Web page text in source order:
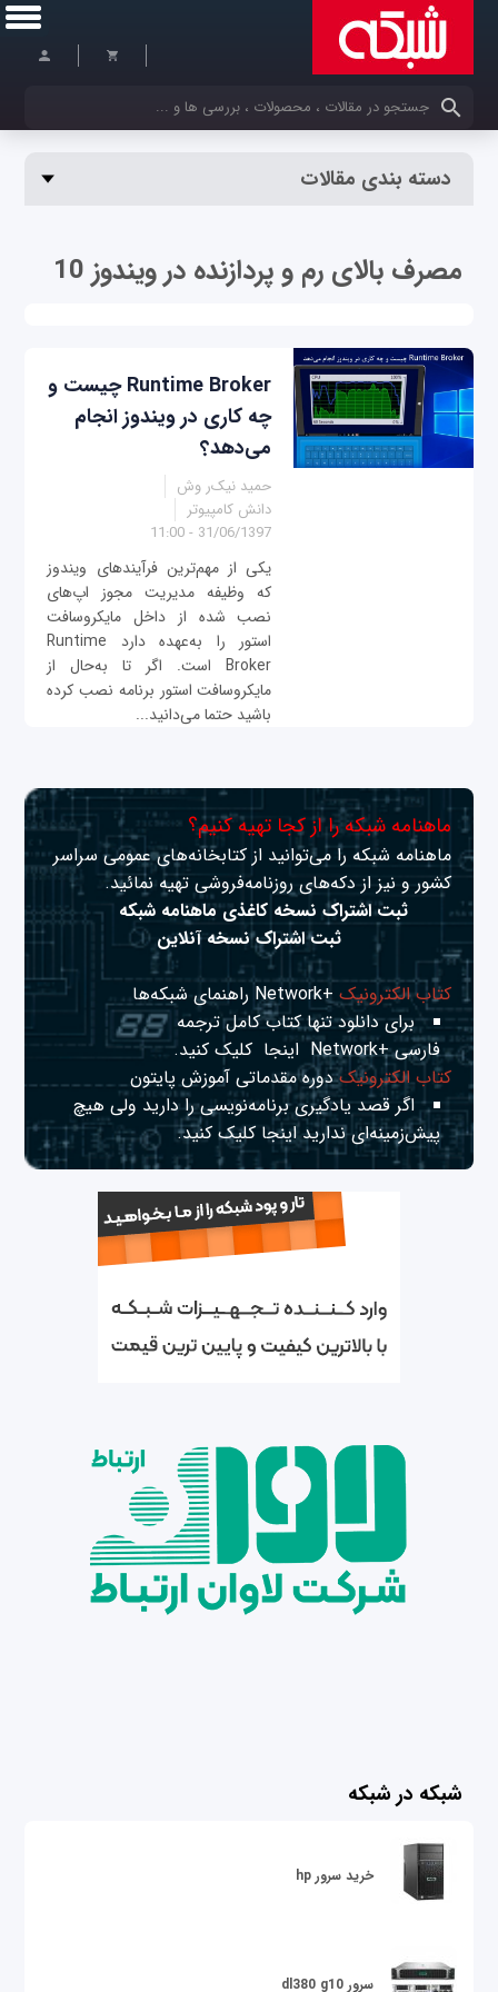
کلمات کلیدی خود را وارد کنید
دسته بندی مقالات
مصرف بالای رم و پردازنده در ویندوز 10
Runtime Broker چیست و
چه کاری در ویندوز انجام
می‌دهد؟
حمید نیک‌ر وش
دانش کامپیوتر
31/06/1397 - 11:00
یکی از مهم‌ترین فرآیندهای ویندوز
که وظیفه مدیریت مجوز اپ‌های
نصب شده از داخل مایکروسافت
استور را به‌عهده دارد Runtime
Broker است. اگر تا به‌حال از
مایکروسافت استور برنامه نصب کرده
باشید حتما می‌دانید...
ماهنامه شبکه را از کجا تهیه کنیم؟
ماهنامه شبکه را می‌توانید از کتابخانه‌های عمومی سراسر
کشور و نیز از دکه‌های روزنامه‌فروشی تهیه نمائید.
ثبت اشتراک نسخه کاغذی ماهنامه شبکه
ثبت اشتراک نسخه آنلاین
کتاب الکترونیک+Network راهنمای شبکه‌ها
برای دانلود تنها کتاب کامل ترجمه
فارسی +Network
اینجا کلیک کنید.
کتاب الکترونیکدوره مقدماتی آموزش پایتون
اگر قصد یادگیری برنامه‌نویسی را دارید ولی هیچ
پیش‌زمینه‌ای نداریداینجا کلیک کنید.
شبکه در شبکه
خرید سرور hp
سرور dl380 g10